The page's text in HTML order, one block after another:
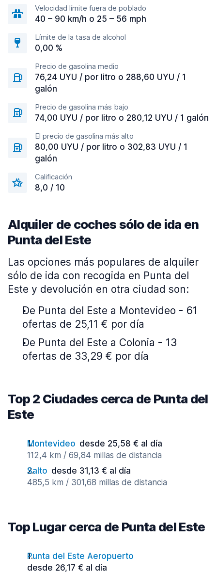
Velocidad límite fuera de poblado
40 – 90 km/h o 25 – 56 mph
Límite de la tasa de alcohol
0,00 %
Precio de gasolina medio
76,24 UYU / por litro o 288,60 UYU / 1
galón
Precio de gasolina más bajo
74,00 UYU / por litro o 280,12 UYU / 1 galón
El precio de gasolina más alto
80,00 UYU / por litro o 302,83 UYU / 1
galón
Calificación
8,0 / 10
Alquiler de coches sólo de ida en
Punta del Este
Las opciones más populares de alquiler
sólo de ida con recogida en Punta del
Este y devolución en otra ciudad son:
De Punta del Este a Montevideo - 61
ofertas de 25,11 € por día
De Punta del Este a Colonia - 13
ofertas de 33,29 € por día
Top 2 Ciudades cerca de Punta del
Este
Montevideo desde 25,58 € al día
112,4 km / 69,84 millas de distancia
Salto desde 31,13 € al día
485,5 km / 301,68 millas de distancia
Top Lugar cerca de Punta del Este
Punta del Este Aeropuerto
desde 26,17 € al día